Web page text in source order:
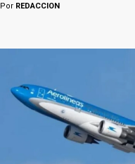
Por REDACCION